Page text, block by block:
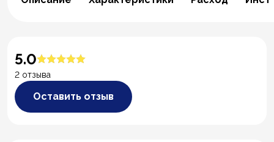
5.0
2 отзыва
Оставить отзыв